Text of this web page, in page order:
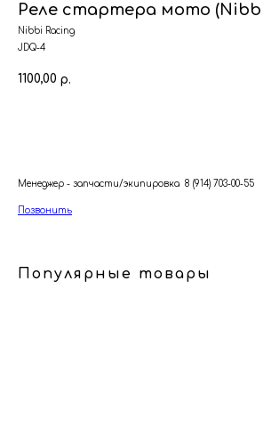
Реле стартера мото (Nibbi
Nibbi Racing
JDQ-4
1100,00 р.
Менеджер - запчасти/экипировка 8 (914) 703-00-55
Позвонить
Популярные товары